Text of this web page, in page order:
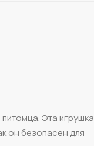
Эта игрушка
он безопасен для